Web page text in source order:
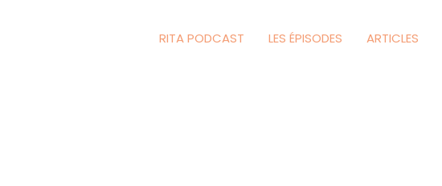
RITA PODCAST LES ÉPISODES ARTICLES